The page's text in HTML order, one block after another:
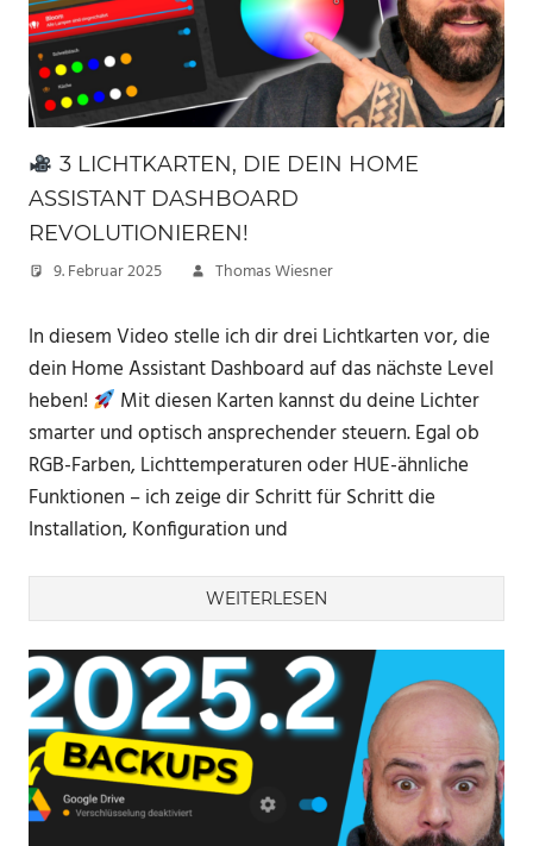
3 LICHTKARTEN, DIE DEIN HOME
ASSISTANT DASHBOARD
REVOLUTIONIEREN!
9. Februar 2025 Thomas Wiesner
In diesem Video stelle ich dir drei Lichtkarten vor, die
dein Home Assistant Dashboard auf das nächste Level
heben!
Mit diesen Karten kannst du deine Lichter
smarter und optisch ansprechender steuern. Egal ob
RGB-Farben, Lichttemperaturen oder HUE-ähnliche
Funktionen – ich zeige dir Schritt für Schritt die
Installation, Konfiguration und
WEITERLESEN